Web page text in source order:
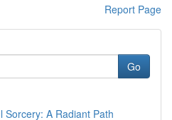
Report Page
Go
Sorcery: A Radiant Path